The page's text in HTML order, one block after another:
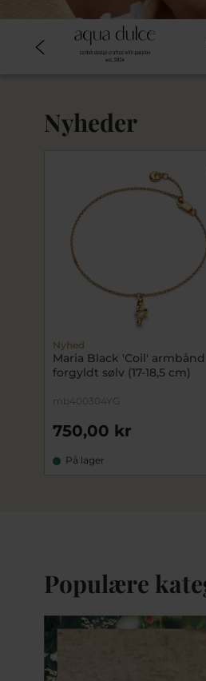
Nyheder
Nyhed
Maria Black 'Coil' armbånd
forgyldt sølv (17-18,5 cm)
mb400304YG
750,00 kr
På lager
Populære